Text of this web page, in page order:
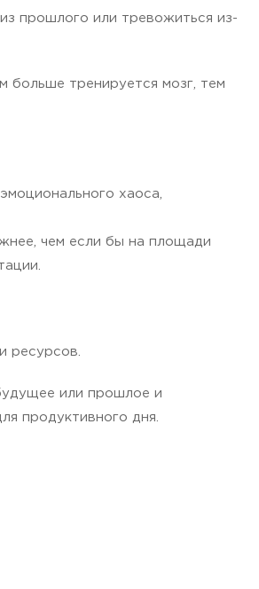
прошлого или тревожиться из-
больше тренируется мозг, тем
хаоса,
чем если бы на площади
ресурсов.
или прошлое и
продуктивного дня.